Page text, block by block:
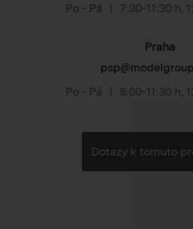
Po - Pá
7:30-11:30 h,
Praha
Po - Pá
8:00-11:30 h,
Dotazy k tomuto